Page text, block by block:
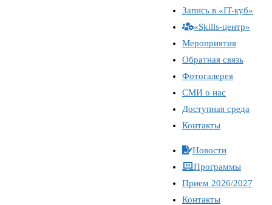
Запись в «IT-куб»
«Skills-центр»
Мероприятия
Обратная связь
Фотогалерея
СМИ о нас
Доступная среда
Контакты
Новости
Программы
Прием 2026/2027
Контакты